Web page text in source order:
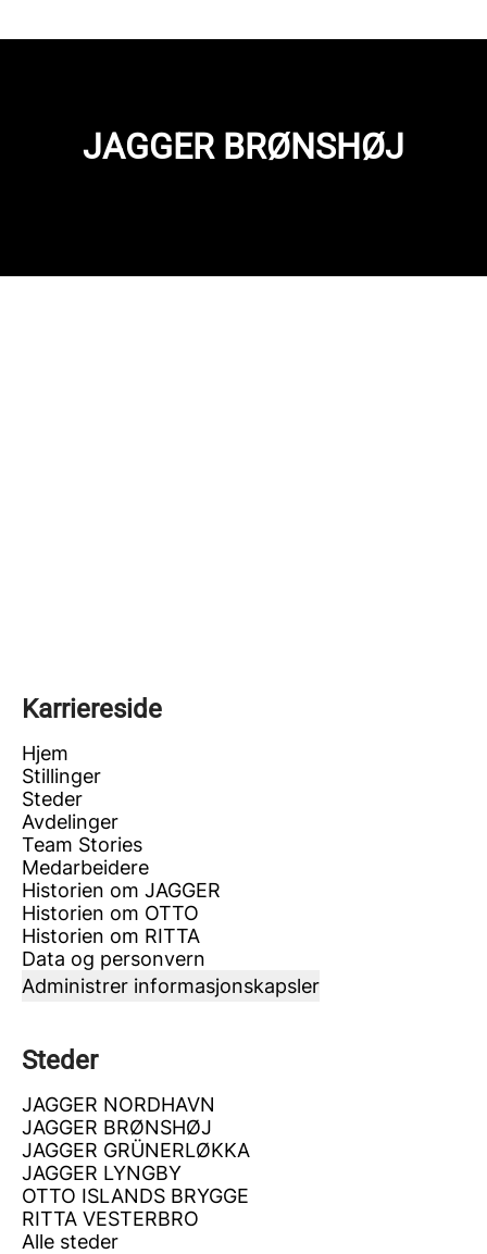
JAGGER BRØNSHØJ
Karriereside
Hjem
Stillinger
Steder
Avdelinger
Team Stories
Medarbeidere
Historien om JAGGER
Historien om OTTO
Historien om RITTA
Data og personvern
Administrer informasjonskapsler
Steder
JAGGER NORDHAVN
JAGGER BRØNSHØJ
JAGGER GRÜNERLØKKA
JAGGER LYNGBY
OTTO ISLANDS BRYGGE
RITTA VESTERBRO
Alle steder